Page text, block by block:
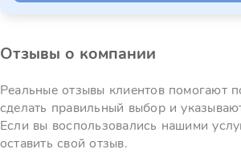
Отзывы о компании
Реальные отзывы клиентов помогают
сделать правильный выбор и
Если вы воспользовались нашими
оставить свой отзыв.